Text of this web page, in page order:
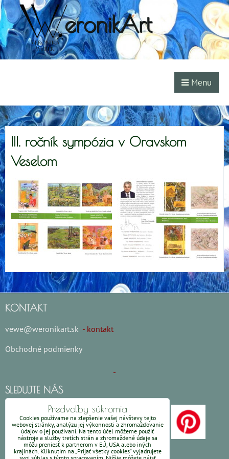
eronikArt
Menu
III. ročník sympózia v Oravskom
Veselom
KONTAKT
vewe@weronikart.sk - kontakt
Obchodné podmienky
SLEDUJTE NÁS
Predvoľby súkromia
Cookies používame na zlepšenie vašej návštevy tejto
webovej stránky, analýzu jej výkonnosti a zhromažďovanie
údajov o jej používaní. Na tento účel môžeme použiť
nástroje a služby tretích strán a zhromaždené údaje sa
môžu preniesť k partnerom v EÚ, USA alebo iných
krajinách. Kliknutím na „Prijať všetky cookies“ vyjadrujete